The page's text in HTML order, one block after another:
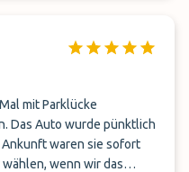
mit Parklücke
Das Auto wurde pünktlich
waren sie sofort
wenn wir das